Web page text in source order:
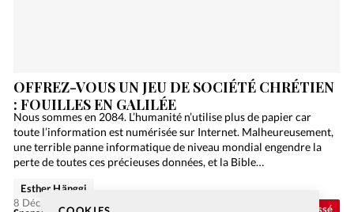
Non classé
OFFREZ-VOUS UN JEU DE SOCIÉTÉ CHRÉTIEN
: FOUILLES EN GALILÉE
Nous sommes en 2084. L’humanité n’utilise plus de papier car
toute l’information est numérisée sur Internet. Malheureusement,
une terrible panne informatique de niveau mondial engendre la
perte de toutes ces précieuses données, et la Bible…
Esther Hänggi
8 Déc 2020